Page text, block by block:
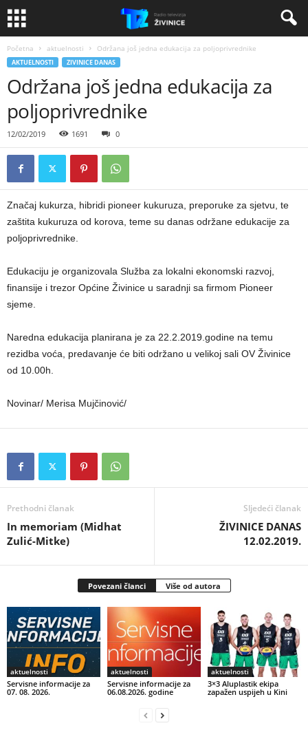
Početna aktuelnosti Održana još jedna edukacija za poljoprivrednike
AKTUELNOSTI ZIVINICE DANAS
Održana još jedna edukacija za
poljoprivrednike
12/02/2019 1691 0
Značaj kukurza, hibridi pioneer kukuruza, preporuke za sjetvu, te
zaštita kukuruza od korova, teme su danas održane edukacije za
poljoprivrednike.
Edukaciju je organizovala Služba za lokalni ekonomski razvoj,
finansije i trezor Općine Živinice u saradnji sa firmom Pioneer
sjeme.
Naredna edukacija planirana je za 22.2.2019.godine na temu
rezidba voća, predavanje će biti održano u velikoj sali OV Živinice
od 10.00h.
Novinar/ Merisa Mujčinović/
Prethodni članak
In memoriam (Midhat
Zulić-Mitke)
Sljedeći članak
ŽIVINICE DANAS
12.02.2019.
Povezani članci Više od autora
aktuelnosti
Servisne informacije za
07. 08. 2026.
aktuelnosti
Servisne informacije za
06.08.2026. godine
aktuelnosti
3×3 Aluplastik ekipa
zapažen uspijeh u Kini